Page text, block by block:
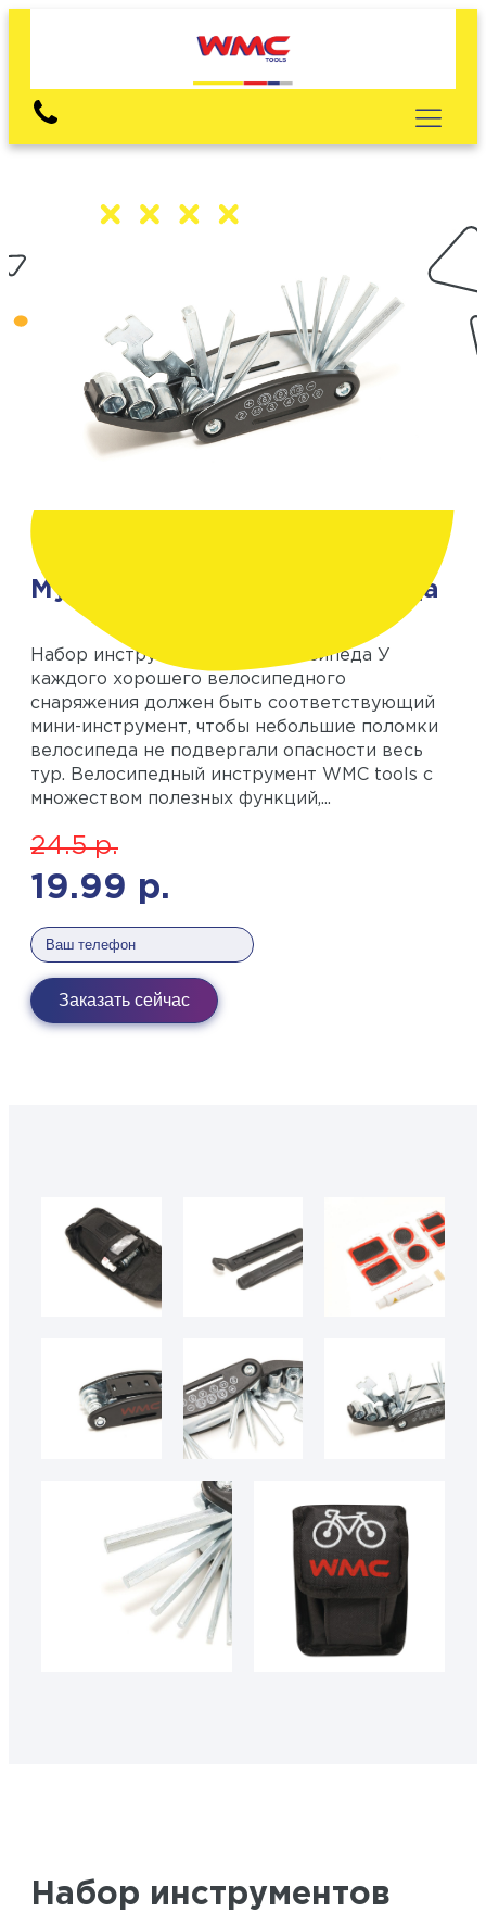
Мульти ключ для велосипеда
Набор инструментов для велосипеда У
каждого хорошего велосипедного
снаряжения должен быть соответствующий
мини-инструмент, чтобы небольшие поломки
велосипеда не подвергали опасности весь
тур. Велосипедный инструмент WMC tools с
множеством полезных функций,...
24.5р.
19.99 р.
Заказать сейчас
Набор инструментов